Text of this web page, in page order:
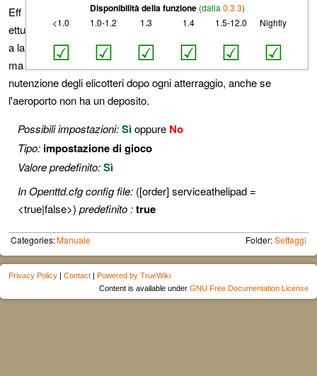
Disponibilità della funzione (dalla 0.3.3)
<1.0
☑
1.0-1.2
☑
1.3
☑
1.4
☑
1.5-12.0
☑
Nightly
☑
Eff
ettu
a la
ma
nutenzione degli elicotteri dopo ogni atterraggio, anche se
l'aeroporto non ha un deposito.
Possibili impostazioni:Sì oppure No
Tipo: impostazione di gioco
Valore predefinito:Sì
In Openttd.cfg config file: ([order] serviceathelipad =
<true|false>) predefinito :true
Categories:Manuale Folder:Settaggi
Privacy Policy Contact
Powered by TrueWiki
Content is available under GNU Free Documentation License